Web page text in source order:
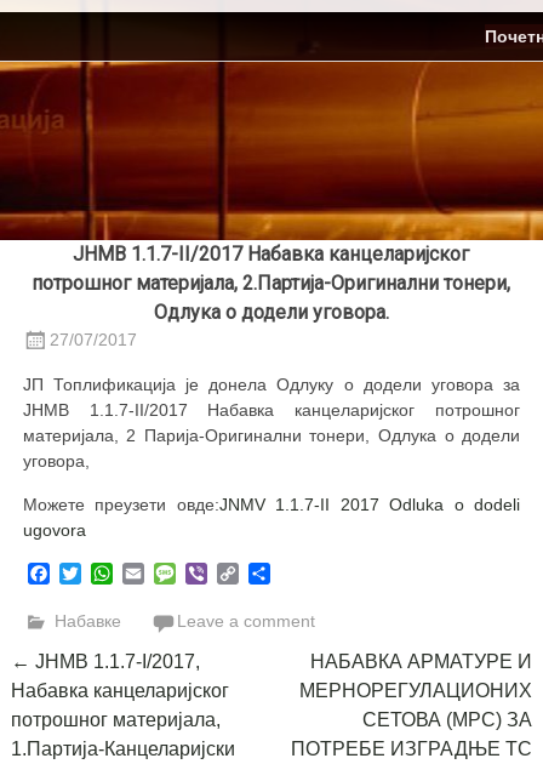
Skip
content
ЈНМВ 1.1.7-II/2017 Набавка канцеларијског
потрошног материјала, 2.Партија-Оригинални тонери,
Одлука о додели уговора.
27/07/2017
ЈП Топлификација је донела Одлуку о додели уговора за
ЈНМВ 1.1.7-II/2017 Набавка канцеларијског потрошног
материјала, 2 Парија-Оригинални тонери, Одлука о додели
уговора,
Можете преузети овде:JNMV 1.1.7-II 2017 Odluka o dodeli
ugovora
Facebook
TwitterWhatsApp
EmailMessage
ViberCopy
Набавке Leave a comment
Post
navigation
← ЈНМВ 1.1.7-I/2017,
Набавка канцеларијског
потрошног материјала,
1.Партија-Канцеларијски
НАБАВКА АРМАТУРЕ И
МЕРНОРЕГУЛАЦИОНИХ
СЕТОВА (МРС) ЗА
ПОТРЕБЕ ИЗГРАДЊЕ ТС